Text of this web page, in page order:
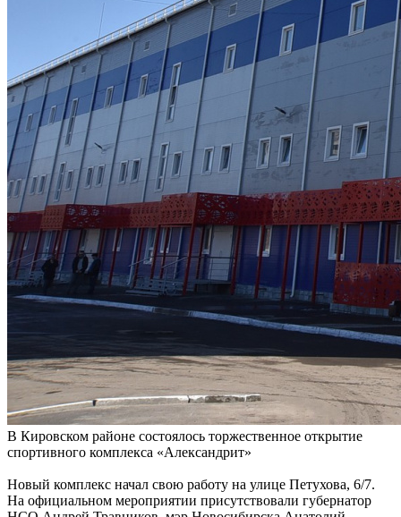
В Кировском районе состоялось торжественное открытие
спортивного комплекса «Александрит»
Новый комплекс начал свою работу на улице Петухова, 6/7.
На официальном мероприятии присутствовали губернатор